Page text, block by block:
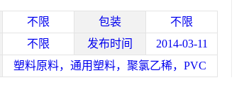
不限 包装
不限
不限 发布时间
2014-03-11
塑料原料，通用塑料，聚氯乙稀，PVC